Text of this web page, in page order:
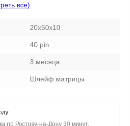
все)
20x50x10
40 pin
3 месяца
Шлейф матрицы
по Ростову-на-Дону 30 минут.